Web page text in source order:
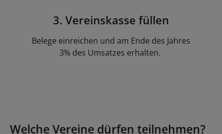
3. Vereinskasse füllen
Belege einreichen und am Ende des Jahres
3% des Umsatzes erhalten.
Welche Vereine dürfen teilnehmen?